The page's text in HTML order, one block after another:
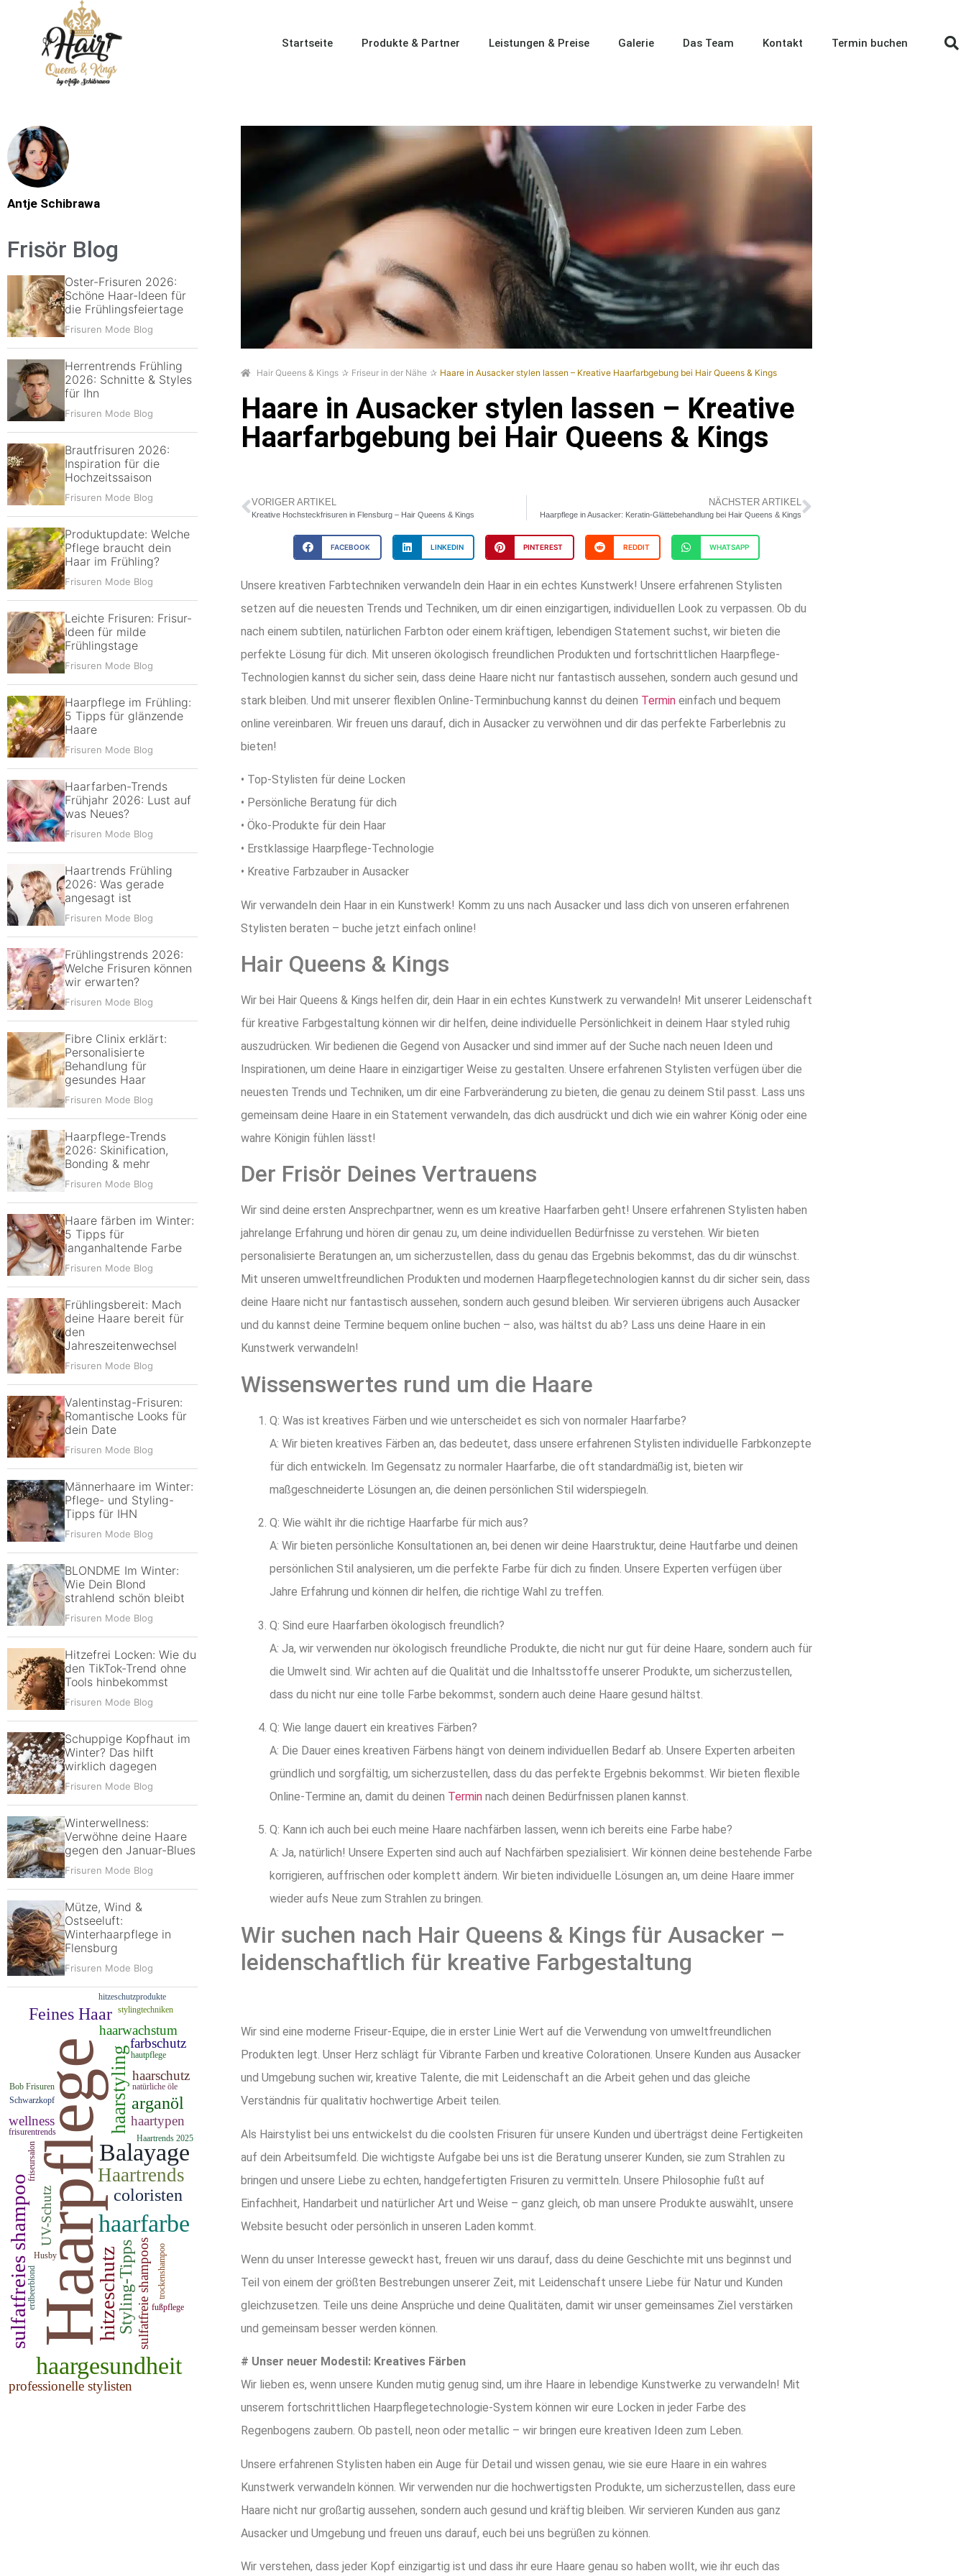
Startseite Produkte & Partner Leistungen & Preise Galerie Das Team Kontakt Termin buchen
Antje Schibrawa
Frisör Blog
Oster-Frisuren 2026:
Schöne Haar-Ideen für
die Frühlingsfeiertage
Frisuren Mode Blog
Herrentrends Frühling
2026: Schnitte & Styles
für Ihn
Frisuren Mode Blog
Brautfrisuren 2026:
Inspiration für die
Hochzeitssaison
Frisuren Mode Blog
Produktupdate: Welche
Pflege braucht dein
Haar im Frühling?
Frisuren Mode Blog
Leichte Frisuren: Frisur-
Ideen für milde
Frühlingstage
Frisuren Mode Blog
Haarpflege im Frühling:
5 Tipps für glänzende
Haare
Frisuren Mode Blog
Haarfarben-Trends
Frühjahr 2026: Lust auf
was Neues?
Frisuren Mode Blog
Haartrends Frühling
2026: Was gerade
angesagt ist
Frisuren Mode Blog
Frühlingstrends 2026:
Welche Frisuren können
wir erwarten?
Frisuren Mode Blog
Fibre Clinix erklärt:
Personalisierte
Behandlung für
gesundes Haar
Frisuren Mode Blog
Haarpflege-Trends
2026: Skinification,
Bonding & mehr
Frisuren Mode Blog
Haare färben im Winter:
5 Tipps für
langanhaltende Farbe
Frisuren Mode Blog
Frühlingsbereit: Mach
deine Haare bereit für
den
Jahreszeitenwechsel
Frisuren Mode Blog
Valentinstag-Frisuren:
Romantische Looks für
dein Date
Frisuren Mode Blog
Männerhaare im Winter:
Pflege- und Styling-
Tipps für IHN
Frisuren Mode Blog
BLONDME Im Winter:
Wie Dein Blond
strahlend schön bleibt
Frisuren Mode Blog
Hitzefrei Locken: Wie du
den TikTok-Trend ohne
Tools hinbekommst
Frisuren Mode Blog
Schuppige Kopfhaut im
Winter? Das hilft
wirklich dagegen
Frisuren Mode Blog
Winterwellness:
Verwöhne deine Haare
gegen den Januar-Blues
Frisuren Mode Blog
Mütze, Wind &
Ostseeluft:
Winterhaarpflege in
Flensburg
Frisuren Mode Blog
Hair Queens & Kings Friseur in der Nähe Haare in Ausacker stylen lassen – Kreative Haarfarbgebung bei Hair Queens & Kings
Haare in Ausacker stylen lassen – Kreative
Haarfarbgebung bei Hair Queens & Kings
VORIGER ARTIKEL
Kreative Hochsteckfrisuren in Flensburg – Hair Queens & Kings
NÄCHSTER ARTIKEL
Haarpflege in Ausacker: Keratin-Glättebehandlung bei Hair Queens & Kings
FACEBOOK LINKEDIN PINTEREST REDDIT WHATSAPP
Unsere kreativen Farbtechniken verwandeln dein Haar in ein echtes Kunstwerk! Unsere erfahrenen Stylisten
setzen auf die neuesten Trends und Techniken, um dir einen einzigartigen, individuellen Look zu verpassen. Ob du
nach einem subtilen, natürlichen Farbton oder einem kräftigen, lebendigen Statement suchst, wir bieten die
perfekte Lösung für dich. Mit unseren ökologisch freundlichen Produkten und fortschrittlichen Haarpflege-
Technologien kannst du sicher sein, dass deine Haare nicht nur fantastisch aussehen, sondern auch gesund und
stark bleiben. Und mit unserer flexiblen Online-Terminbuchung kannst du deinen Termin einfach und bequem
online vereinbaren. Wir freuen uns darauf, dich in Ausacker zu verwöhnen und dir das perfekte Farberlebnis zu
bieten!
• Top-Stylisten für deine Locken
• Persönliche Beratung für dich
• Öko-Produkte für dein Haar
• Erstklassige Haarpflege-Technologie
• Kreative Farbzauber in Ausacker
Wir verwandeln dein Haar in ein Kunstwerk! Komm zu uns nach Ausacker und lass dich von unseren erfahrenen
Stylisten beraten – buche jetzt einfach online!
Hair Queens & Kings
Wir bei Hair Queens & Kings helfen dir, dein Haar in ein echtes Kunstwerk zu verwandeln! Mit unserer Leidenschaft
für kreative Farbgestaltung können wir dir helfen, deine individuelle Persönlichkeit in deinem Haar styled ruhig
auszudrücken. Wir bedienen die Gegend von Ausacker und sind immer auf der Suche nach neuen Ideen und
Inspirationen, um deine Haare in einzigartiger Weise zu gestalten. Unsere erfahrenen Stylisten verfügen über die
neuesten Trends und Techniken, um dir eine Farbveränderung zu bieten, die genau zu deinem Stil passt. Lass uns
gemeinsam deine Haare in ein Statement verwandeln, das dich ausdrückt und dich wie ein wahrer König oder eine
wahre Königin fühlen lässt!
Der Frisör Deines Vertrauens
Wir sind deine ersten Ansprechpartner, wenn es um kreative Haarfarben geht! Unsere erfahrenen Stylisten haben
jahrelange Erfahrung und hören dir genau zu, um deine individuellen Bedürfnisse zu verstehen. Wir bieten
personalisierte Beratungen an, um sicherzustellen, dass du genau das Ergebnis bekommst, das du dir wünschst.
Mit unseren umweltfreundlichen Produkten und modernen Haarpflegetechnologien kannst du dir sicher sein, dass
deine Haare nicht nur fantastisch aussehen, sondern auch gesund bleiben. Wir servieren übrigens auch Ausacker
und du kannst deine Termine bequem online buchen – also, was hältst du ab? Lass uns deine Haare in ein
Kunstwerk verwandeln!
Wissenswertes rund um die Haare
Q: Was ist kreatives Färben und wie unterscheidet es sich von normaler Haarfarbe?
A: Wir bieten kreatives Färben an, das bedeutet, dass unsere erfahrenen Stylisten individuelle Farbkonzepte
für dich entwickeln. Im Gegensatz zu normaler Haarfarbe, die oft standardmäßig ist, bieten wir
maßgeschneiderte Lösungen an, die deinen persönlichen Stil widerspiegeln.
Q: Wie wählt ihr die richtige Haarfarbe für mich aus?
A: Wir bieten persönliche Konsultationen an, bei denen wir deine Haarstruktur, deine Hautfarbe und deinen
persönlichen Stil analysieren, um die perfekte Farbe für dich zu finden. Unsere Experten verfügen über
Jahre Erfahrung und können dir helfen, die richtige Wahl zu treffen.
Q: Sind eure Haarfarben ökologisch freundlich?
A: Ja, wir verwenden nur ökologisch freundliche Produkte, die nicht nur gut für deine Haare, sondern auch für
die Umwelt sind. Wir achten auf die Qualität und die Inhaltsstoffe unserer Produkte, um sicherzustellen,
dass du nicht nur eine tolle Farbe bekommst, sondern auch deine Haare gesund hältst.
Q: Wie lange dauert ein kreatives Färben?
A: Die Dauer eines kreativen Färbens hängt von deinem individuellen Bedarf ab. Unsere Experten arbeiten
gründlich und sorgfältig, um sicherzustellen, dass du das perfekte Ergebnis bekommst. Wir bieten flexible
Online-Termine an, damit du deinen Termin nach deinen Bedürfnissen planen kannst.
Q: Kann ich auch bei euch meine Haare nachfärben lassen, wenn ich bereits eine Farbe habe?
A: Ja, natürlich! Unsere Experten sind auch auf Nachfärben spezialisiert. Wir können deine bestehende Farbe
korrigieren, auffrischen oder komplett ändern. Wir bieten individuelle Lösungen an, um deine Haare immer
wieder aufs Neue zum Strahlen zu bringen.
Wir suchen nach Hair Queens & Kings für Ausacker –
leidenschaftlich für kreative Farbgestaltung
Wir sind eine moderne Friseur-Equipe, die in erster Linie Wert auf die Verwendung von umweltfreundlichen
Produkten legt. Unser Herz schlägt für Vibrante Farben und kreative Colorationen. Unsere Kunden aus Ausacker
und Umgebung suchen wir, kreative Talente, die mit Leidenschaft an die Arbeit gehen und das gleiche
Verständnis für qualitativ hochwertige Arbeit teilen.
Als Hairstylist bei uns entwickelst du die coolsten Frisuren für unsere Kunden und überträgst deine Fertigkeiten
auf dein Arbeitsumfeld. Die wichtigste Aufgabe bei uns ist die Beratung unserer Kunden, sie zum Strahlen zu
bringen und unsere Liebe zu echten, handgefertigten Frisuren zu vermitteln. Unsere Philosophie fußt auf
Einfachheit, Handarbeit und natürlicher Art und Weise – ganz gleich, ob man unsere Produkte auswählt, unsere
Website besucht oder persönlich in unseren Laden kommt.
Wenn du unser Interesse geweckt hast, freuen wir uns darauf, dass du deine Geschichte mit uns beginnst und
Teil von einem der größten Bestrebungen unserer Zeit, mit Leidenschaft unsere Liebe für Natur und Kunden
gleichzusetzen. Teile uns deine Ansprüche und deine Qualitäten, damit wir unser gemeinsames Ziel verstärken
und gemeinsam besser werden können.
# Unser neuer Modestil: Kreatives Färben
Wir lieben es, wenn unsere Kunden mutig genug sind, um ihre Haare in lebendige Kunstwerke zu verwandeln! Mit
unserem fortschrittlichen Haarpflegetechnologie-System können wir eure Locken in jeder Farbe des
Regenbogens zaubern. Ob pastell, neon oder metallic – wir bringen eure kreativen Ideen zum Leben.
Unsere erfahrenen Stylisten haben ein Auge für Detail und wissen genau, wie sie eure Haare in ein wahres
Kunstwerk verwandeln können. Wir verwenden nur die hochwertigsten Produkte, um sicherzustellen, dass eure
Haare nicht nur großartig aussehen, sondern auch gesund und kräftig bleiben. Wir servieren Kunden aus ganz
Ausacker und Umgebung und freuen uns darauf, euch bei uns begrüßen zu können.
Wir verstehen, dass jeder Kopf einzigartig ist und dass ihr eure Haare genau so haben wollt, wie ihr euch das